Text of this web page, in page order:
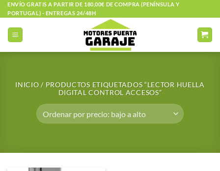
Saltar
al
contenido
ENVÍO GRATIS A PARTIR DE 180,00€ DE COMPRA (PENÍNSULA Y
PORTUGAL) - ENTREGAS 24/48H
INICIO /PRODUCTOS ETIQUETADOS “LECTOR HUELLA
DIGITAL CONTROL ACCESOS”